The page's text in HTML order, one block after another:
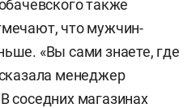
также
что мужчин-
«Вы сами знаете, где
менеджер
соседних магазинах